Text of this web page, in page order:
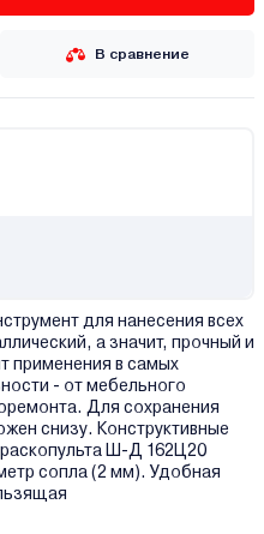
В сравнение
для нанесения всех
а значит, прочный и
применения в самых
- от мебельного
Для сохранения
снизу. Конструктивные
Ш-Д 162Ц20
сопла (2 мм). Удобная